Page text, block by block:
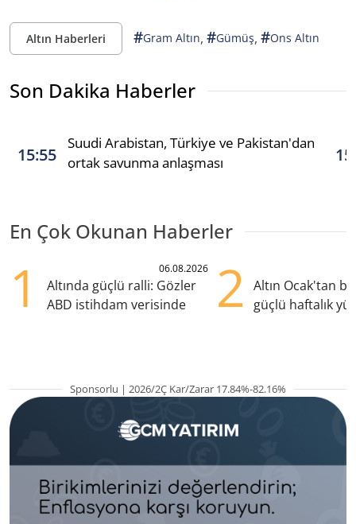
Altın Haberleri #Gram Altın, #Gümüş, #Ons Altın
Son Dakika Haberler
15:55
Suudi Arabistan, Türkiye ve Pakistan'dan
ortak savunma anlaşması
En Çok Okunan Haberler
1 06.08.2026
Altında güçlü ralli: Gözler
ABD istihdam verisinde
2
Altın Ocak'tan
güçlü haftalık
Sponsorlu | 2026/2Ç Kar/Zarar 17.84%-82.16%